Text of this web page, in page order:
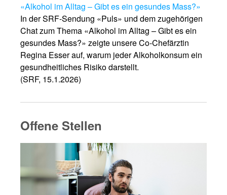
«Alkohol im Alltag – Gibt es ein gesundes Mass?»
In der SRF-Sendung «Puls» und dem zugehörigen
Chat zum Thema «Alkohol im Alltag – Gibt es ein
gesundes Mass?» zeigte unsere Co-Chefärztin
Regina Esser auf, warum jeder Alkoholkonsum ein
gesundheitliches Risiko darstellt.
(SRF, 15.1.2026)
Offene Stellen